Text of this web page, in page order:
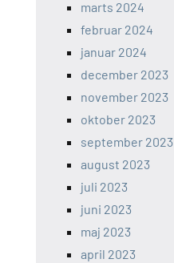
marts 2024
februar 2024
januar 2024
december 2023
november 2023
oktober 2023
september 2023
august 2023
juli 2023
juni 2023
maj 2023
april 2023